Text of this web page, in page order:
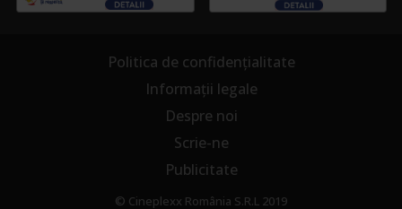
© Cineplexx România S.R.L 2019
Politica de confidențialitate
Informații legale
Despre noi
Scrie-ne
Publicitate